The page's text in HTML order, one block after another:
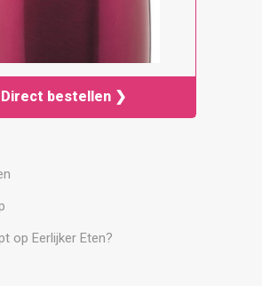
Direct bestellen ❯
op Eerlijker Eten?